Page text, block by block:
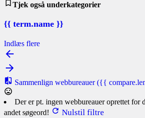
Tjek også underkategorier
{{ term.name }}
Indlæs flere
Sammenlign webbureauer({{
Der er pt. ingen webbureauer oprettet for
andet søgeord!
Nulstil filtre